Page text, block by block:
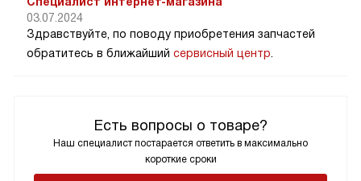
Есть вопросы о товаре?
Наш специалист постарается ответить в максимально
короткие сроки
03.07.2024
Здравствуйте, по поводу приобретения запчастей
обратитесь в ближайший сервисный центр